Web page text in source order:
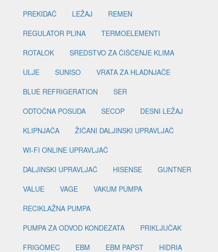
PREKIDAČ
LEŽAJ
REMEN
REGULATOR PLINA
TERMOELEMENTI
ROTALOK
SREDSTVO ZA ČIŠĆENJE KLIMA
ULJE
SUNISO
VRATA ZA HLADNJAČE
BLUE REFRIGERATION
SER
ODTOČNA POSUDA
SECOP
DESNI LEŽAJ
KLIPNJAČA
ŽIČANI DALJINSKI UPRAVLJAČ
WI-FI ONLINE UPRAVLJAČ
DALJINSKI UPRAVLJAČ
HISENSE
GUNTNER
VALUE
VAGE
VAKUM PUMPA
RECIKLAŽNA PUMPA
PUMPA ZA ODVOD KONDEZATA
PRIKLJUČAK
FRIGOMEC
EBM EBM PAPST HIDRIA